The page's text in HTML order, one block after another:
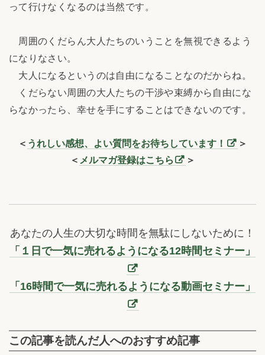
って行けなくなるのは当然です。
周囲のくだらん大人たちのいうことを無視できるよう
になりなさい。
大人になるというのは自由になることなのだからね。
くだらない周囲の大人たちの干渉や束縛から自由にな
らなかったら、幸せを手にすることはできないのです。
＜ うれしい感想、よい質問をお待ちしています！
＞
＜ メルマガ登録はこちら ＞
あなたの人生の大切な時間を無駄にしないために！
「１日で一気に売れるようになる12時間セミナー」
「16時間で一気に売れるようになる動画セミナー」
この記事を読んだ人へのおすすめ記事